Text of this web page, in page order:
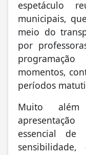
Com
comunicativa
imaginação
mensagem
espetáculo
municipais,
meio do
por
momentos,
períodos